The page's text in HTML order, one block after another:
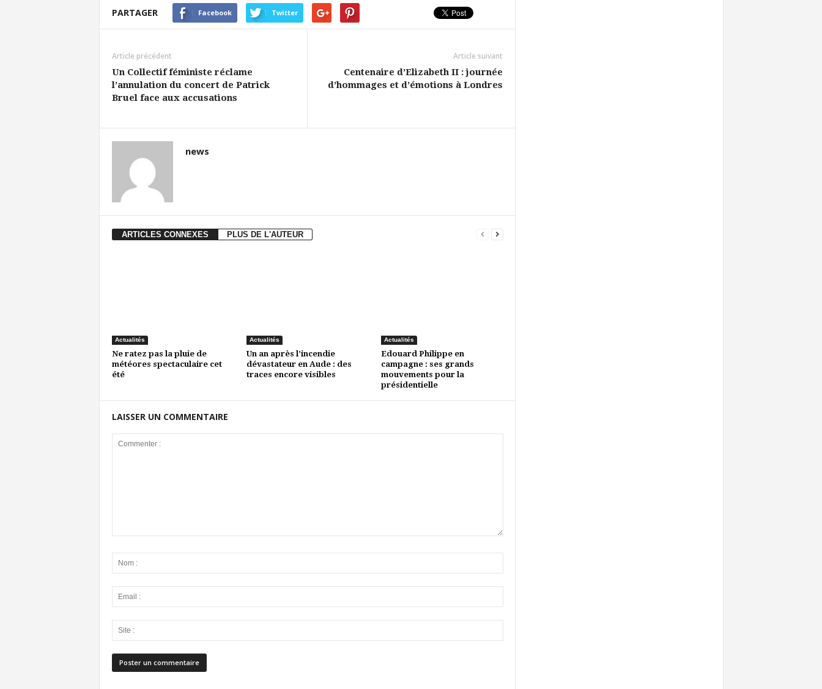
PARTAGER Facebook Twitter
Article précédent
Un Collectif féministe réclame
l’annulation du concert de Patrick
Bruel face aux accusations
Article suivant
Centenaire d’Elizabeth II : journée
d’hommages et d’émotions à Londres
news
ARTICLES CONNEXES PLUS DE L'AUTEUR
Actualités
Ne ratez pas la pluie de
météores spectaculaire cet
été
Actualités
Un an après l’incendie
dévastateur en Aude : des
traces encore visibles
Actualités
Edouard Philippe en
campagne : ses grands
mouvements pour la
présidentielle
LAISSER UN COMMENTAIRE